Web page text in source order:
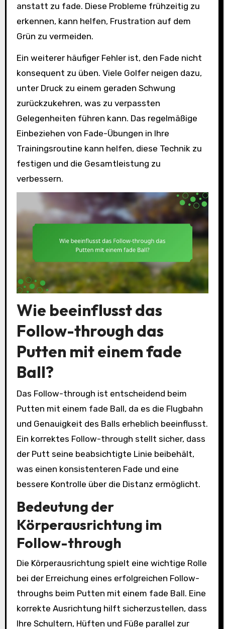
anstatt zu fade. Diese Probleme frühzeitig zu
erkennen, kann helfen, Frustration auf dem
Grün zu vermeiden.
Ein weiterer häufiger Fehler ist, den Fade nicht
konsequent zu üben. Viele Golfer neigen dazu,
unter Druck zu einem geraden Schwung
zurückzukehren, was zu verpassten
Gelegenheiten führen kann. Das regelmäßige
Einbeziehen von Fade-Übungen in Ihre
Trainingsroutine kann helfen, diese Technik zu
festigen und die Gesamtleistung zu
verbessern.
Wie beeinflusst das
Follow-through das
Putten mit einem fade
Ball?
Das Follow-through ist entscheidend beim
Putten mit einem fade Ball, da es die Flugbahn
und Genauigkeit des Balls erheblich beeinflusst.
Ein korrektes Follow-through stellt sicher, dass
der Putt seine beabsichtigte Linie beibehält,
was einen konsistenteren Fade und eine
bessere Kontrolle über die Distanz ermöglicht.
Bedeutung der
Körperausrichtung im
Follow-through
Die Körperausrichtung spielt eine wichtige Rolle
bei der Erreichung eines erfolgreichen Follow-
throughs beim Putten mit einem fade Ball. Eine
korrekte Ausrichtung hilft sicherzustellen, dass
Ihre Schultern, Hüften und Füße parallel zur